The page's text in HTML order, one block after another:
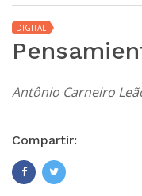
DIGITAL
Antônio Carneiro
Compartir: